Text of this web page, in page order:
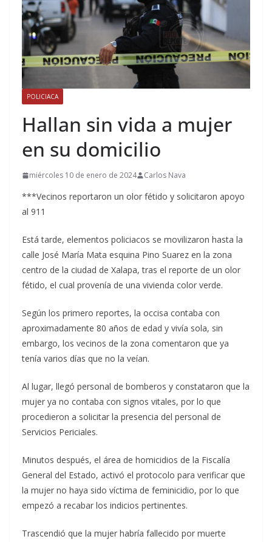
POLICIACA
Hallan sin vida a mujer
en su domicilio
miércoles 10 de enero de 2024 Carlos Nava
***Vecinos reportaron un olor fétido y solicitaron apoyo
al 911
Está tarde, elementos policiacos se movilizaron hasta la
calle José María Mata esquina Pino Suarez en la zona
centro de la ciudad de Xalapa, tras el reporte de un olor
fétido, el cual provenía de una vivienda color verde.
Según los primero reportes, la occisa contaba con
aproximadamente 80 años de edad y vivía sola, sin
embargo, los vecinos de la zona comentaron que ya
tenía varios días que no la veían.
Al lugar, llegó personal de bomberos y constataron que la
mujer ya no contaba con signos vitales, por lo que
procedieron a solicitar la presencia del personal de
Servicios Periciales.
Minutos después, el área de homicidios de la Fiscalía
General del Estado, activó el protocolo para verificar que
la mujer no haya sido víctima de feminicidio, por lo que
empezó a recabar los indicios pertinentes.
Trascendió que la mujer habría fallecido por muerte